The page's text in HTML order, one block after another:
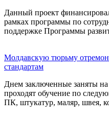
Данный проект
рамках программы по
поддержке Программы
Молдавскую тюрьму
стандартам
Днем заключенные заняты на
проходят обучение по
ПК, штукатур, маляр, швея,